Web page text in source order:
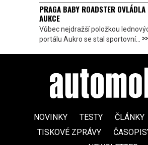
PRAGA BABY ROADSTER OVLÁDLA
AUKCE
Vůbec nejdražší položkou
portálu Aukro se stal sportovní... >>
NOVINKY TESTY ČLÁNKY
TISKOVÉ ZPRÁVY